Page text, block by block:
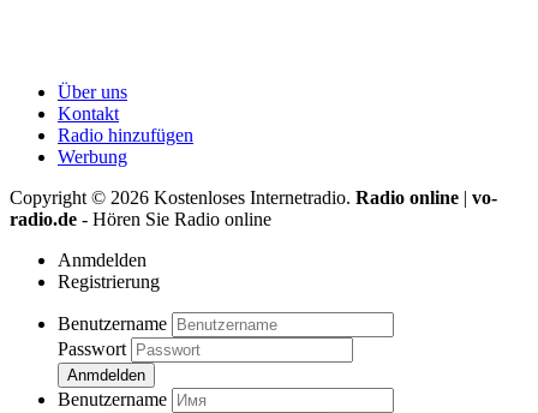
Über uns
Kontakt
Radio hinzufügen
Werbung
Copyright © 2026 Kostenloses Internetradio. Radio online | vo-
radio.de - Hören Sie Radio online
Anmdelden
Registrierung
Benutzername
Passwort
Anmdelden
Benutzername